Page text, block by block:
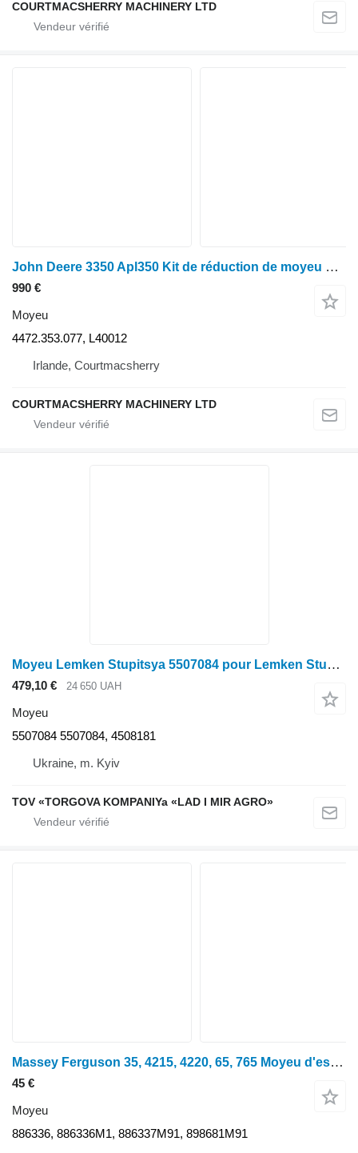
COURTMACSHERRY MACHINERY LTD
John Deere 3350 Apl350 Kit de réduction de moyeu d'essieu avant 4472.353.077, L400
990 €
Moyeu
4472.353.077, L40012
Irlande, Courtmacsherry
COURTMACSHERRY MACHINERY LTD
Moyeu Lemken Stupitsya 5507084 pour Lemken Stupitsya 5507084
479,10 € 24 650 UAH
Moyeu
5507084 5507084, 4508181
Ukraine, m. Kyiv
TOV «TORGOVA KOMPANIYa «LAD I MIR AGRO»
Massey Ferguson 35, 4215, 4220, 65, 765 Moyeu d'essieu avant 886336, 886336m1 pour tracteur à roues
45 €
Moyeu
886336, 886336M1, 886337M91, 898681M91